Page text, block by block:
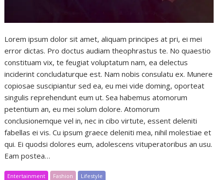
Lorem ipsum dolor sit amet, aliquam principes at pri, ei mei
error dictas. Pro doctus audiam theophrastus te. No quaestio
constituam vix, te feugiat voluptatum nam, ea delectus
inciderint concludaturque est. Nam nobis consulatu ex. Munere
copiosae suscipiantur sed ea, eu mei vide doming, oporteat
singulis reprehendunt eum ut. Sea habemus atomorum
petentium an, eu mei solum dolore. Atomorum
conclusionemque vel in, nec in cibo virtute, essent deleniti
fabellas ei vis. Cu ipsum graece deleniti mea, nihil molestiae et
qui. Ei quodsi dolores eum, adolescens vituperatoribus an usu.
Eam postea…
Entertainment Fashion Lifestyle